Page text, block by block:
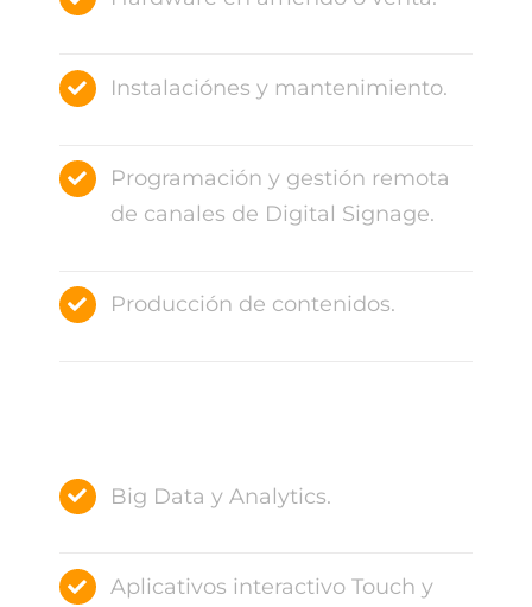
Instalaciónes y mantenimiento.
Programación y gestión remota
de canales de Digital Signage.
Producción de contenidos.
Big Data y Analytics.
Aplicativos interactivo Touch y